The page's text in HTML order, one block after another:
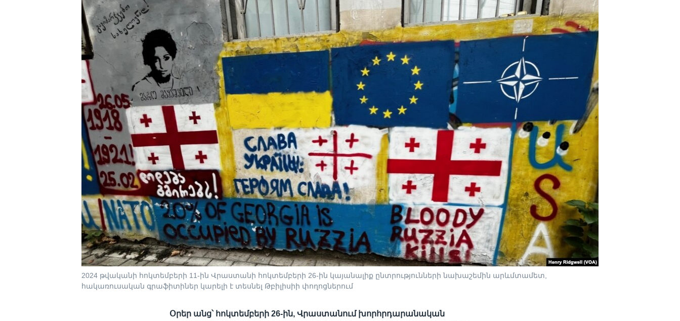
2024 թվականի հոկտեմբերի 11-ին Վրաստանի հոկտեմբերի 26-ին կայանալիք ընտրությունների նախաշեմին արևմտամետ,
հակառուսական գրաֆիտիներ կարելի է տեսնել Թբիլիսիի փողոցներում
Օրեր անց՝ հոկտեմբերի 26-ին, Վրաստանում խորհրդարանական